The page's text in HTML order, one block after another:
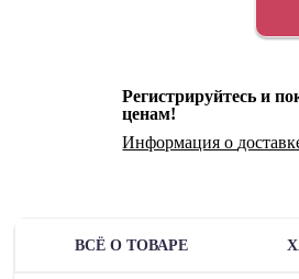
Регистрируйтесь и
ценам!
Информация о
ВСЁ О ТОВАРЕ